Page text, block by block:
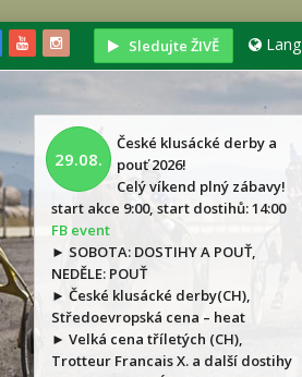
Sledujte ŽIVĚ Lang
29.08.
České klusácké derby a
pouť 2026!
Celý víkend plný zábavy!
start akce 9:00, start dostihů: 14:00
FB event
► SOBOTA: DOSTIHY A POUŤ,
NEDĚLE: POUŤ
► České klusácké derby(CH),
Středoevropská cena – heat
► Velká cena tříletých (CH),
Trotteur Francais X. a další dostihy